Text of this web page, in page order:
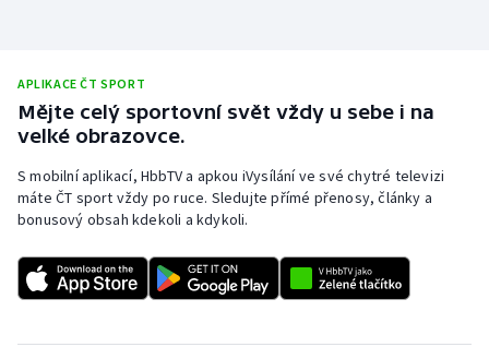
APLIKACE ČT SPORT
Mějte celý sportovní svět vždy u sebe i na
velké obrazovce.
S mobilní aplikací, HbbTV a apkou iVysílání ve své chytré televizi
máte ČT sport vždy po ruce. Sledujte přímé přenosy, články a
bonusový obsah kdekoli a kdykoli.